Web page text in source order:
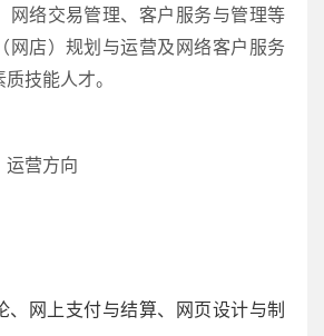
网络交易管理、客户服务与管理等
网店）规划与运营及网络客户服务
技能人才。
运营方向
、 网上支付与结算、 网页设计与制